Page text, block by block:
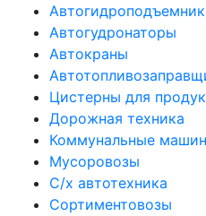
Автогудронаторы
Автокраны
Цистерны для
Дорожная техника
Коммунальные
Мусоровозы
С/х автотехника
Сортиментовозы